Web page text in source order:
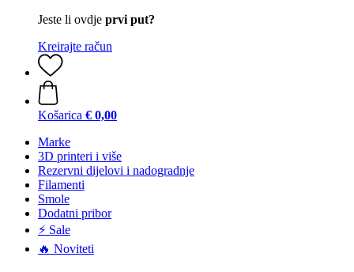
Jeste li ovdje prvi put?
Kreirajte račun
Košarica € 0,00
Marke
3D printeri i više
Rezervni dijelovi i nadogradnje
Filamenti
Smole
Dodatni pribor
⚡ Sale
🔥 Noviteti